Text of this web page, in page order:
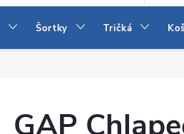
Šortky Tričká
GAP